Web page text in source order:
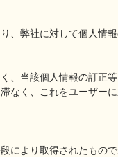
、弊社に対して個人情
、当該個人情報の訂正等
なく、これをユーザーに
により取得されたもの